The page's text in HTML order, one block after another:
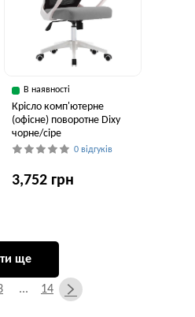
В наявності
Крісло комп'ютерне
(офісне) поворотне Dixy
чорне/сіре
0 відгуків
3,752 грн
ще
... 14